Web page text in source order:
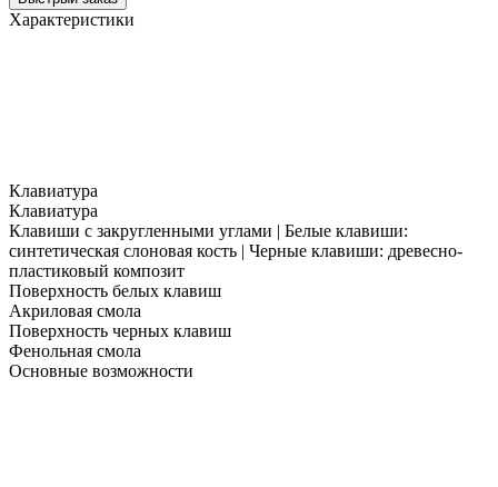
Характеристики
Клавиатура
Клавиатура
Клавиши с закругленными углами | Белые клавиши:
синтетическая слоновая кость | Черные клавиши: древесно-
пластиковый композит
Поверхность белых клавиш
Акриловая смола
Поверхность черных клавиш
Фенольная смола
Основные возможности